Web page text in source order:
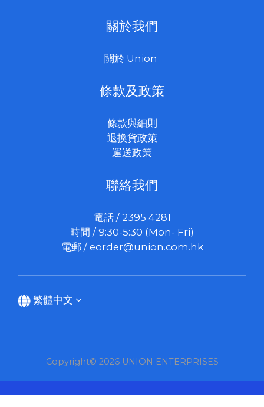
關於我們
關於 Union
條款及政策
條款與細則
退換貨政策
運送政策
聯絡我們
電話 / 2395 4281
時間 / 9:30-5:30 (Mon- Fri)
電郵 / eorder@union.com.hk
繁體中文
Copyright© 2026 UNION ENTERPRISES